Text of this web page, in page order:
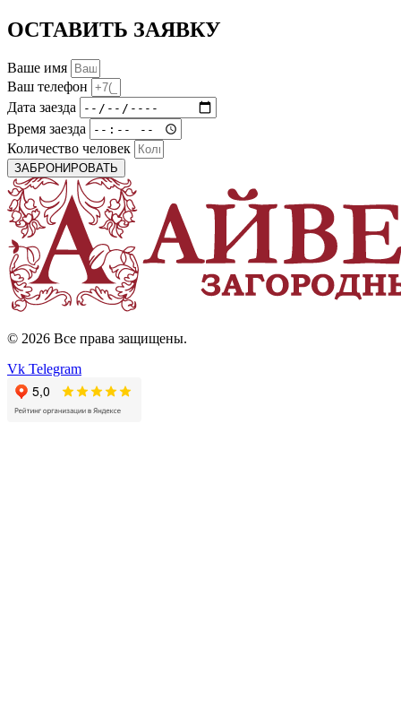
ОСТАВИТЬ ЗАЯВКУ
Ваше имя
Ваш телефон
Дата заезда
Время заезда
Количество человек
ЗАБРОНИРОВАТЬ
© 2026 Все права защищены.
Vk Telegram